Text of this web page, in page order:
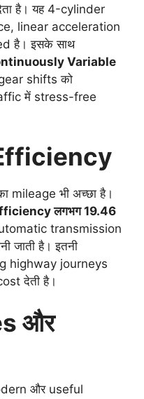
है। यह 4-cylinder
linear acceleration
है। इसके साथ
Variable
gear shifts को
में stress-free
mileage भी अच्छा है।
लगभग 19.46
transmission
जाती है। इतनी
highway journeys
देती है।
और
और useful